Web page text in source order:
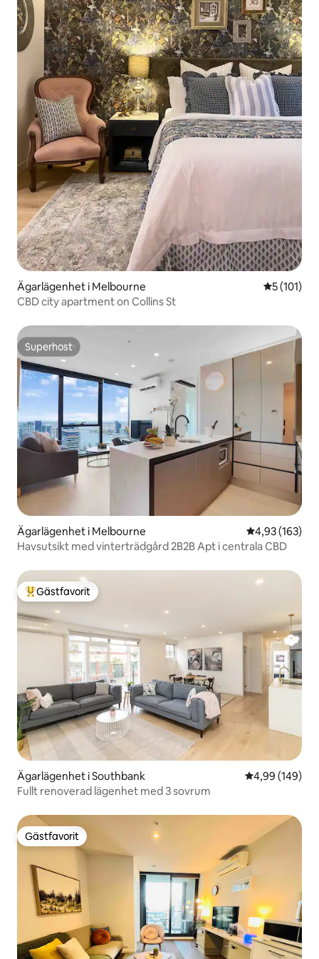
Ägarlägenhet i Melbourne 5 av 5 i
5 (101)
CBD city apartment on Collins St
Superhost
Superhost
Ägarlägenhet i Melbourne 4,93 av 5 i
4,93 (163)
Havsutsikt med vinterträdgård 2B2B Apt i centrala CBD
Populär gästfavorit
Gästfavorit
Ägarlägenhet i Southbank 4,99 av 5 i
4,99 (149)
Fullt renoverad lägenhet med 3 sovrum
Gästfavorit
Gästfavorit